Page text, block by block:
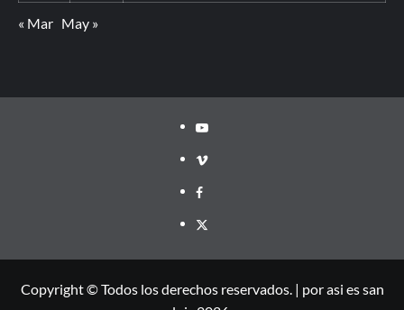
« Mar May »
Copyright © Todos los derechos reservados. | por asi es san